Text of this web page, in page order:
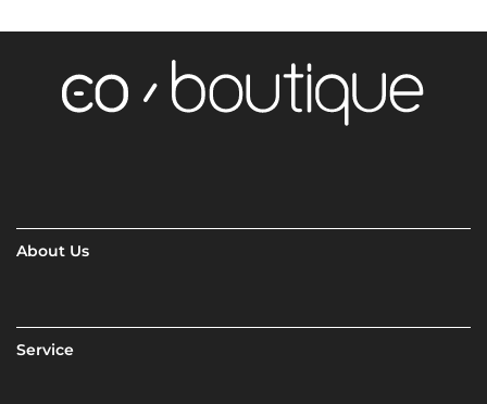
About Us
Service